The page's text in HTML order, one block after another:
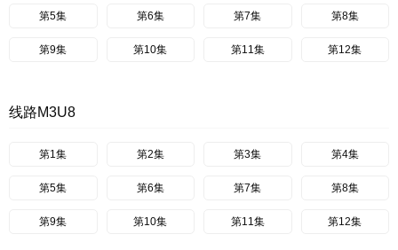
第5集 第6集 第7集 第8集
第9集 第10集 第11集 第12集
线路M3U8
第1集 第2集 第3集 第4集
第5集 第6集 第7集 第8集
第9集 第10集 第11集 第12集